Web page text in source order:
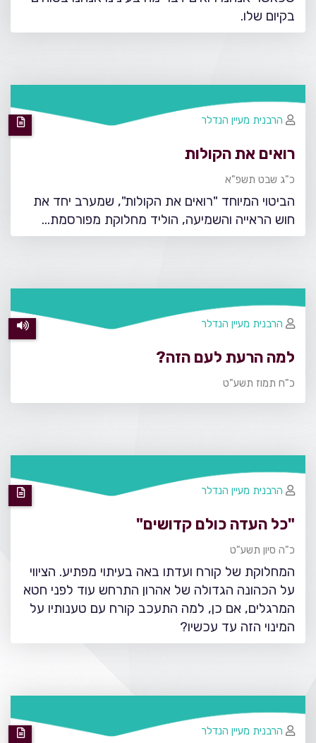
בקיום שלו.
רואים את הקולות
כ"ג שבט תשפ"א
הביטוי המיוחד "רואים את הקולות", שמערב יחד את
חוש הראייה והשמיעה, הוליד מחלוקת מפורסמת...
הרבנית מעיין הנדלר
למה הרעת לעם הזה?
כ"ח תמוז תשע"ט
הרבנית מעיין הנדלר
"כל העדה כולם קדושים"
כ"ה סיון תשע"ט
המחלוקת של קורח ועדתו באה בעיתוי מפתיע. הציווי
על הכהונה הגדולה של אהרון התרחש עוד לפני חטא
המרגלים, אם כן, למה התעכב קורח עם טענותיו על
המינוי הזה עד עכשיו?
הרבנית מעיין הנדלר
הרבנית מעיין הנדלר